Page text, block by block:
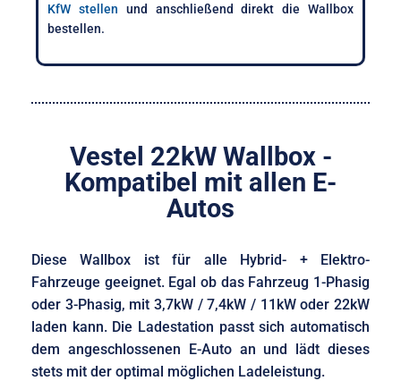
KfW stellen und anschließend direkt die Wallbox
bestellen.
Vestel 22kW Wallbox -
Kompatibel mit allen E-
Autos
Diese Wallbox ist für alle Hybrid- + Elektro-
Fahrzeuge geeignet. Egal ob das Fahrzeug 1-Phasig
oder 3-Phasig, mit 3,7kW / 7,4kW / 11kW oder 22kW
laden kann. Die Ladestation passt sich automatisch
dem angeschlossenen E-Auto an und lädt dieses
stets mit der optimal möglichen Ladeleistung.